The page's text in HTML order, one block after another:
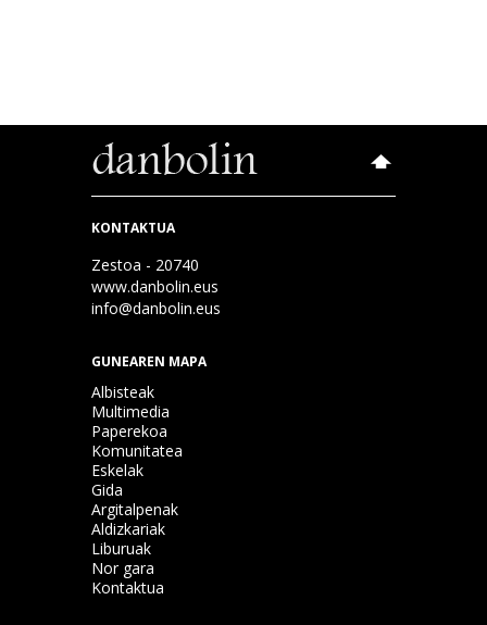
KONTAKTUA
Zestoa - 20740
www.danbolin.eus
info@danbolin.eus
GUNEAREN MAPA
Albisteak
Multimedia
Paperekoa
Komunitatea
Eskelak
Gida
Argitalpenak
Aldizkariak
Liburuak
Nor gara
Kontaktua